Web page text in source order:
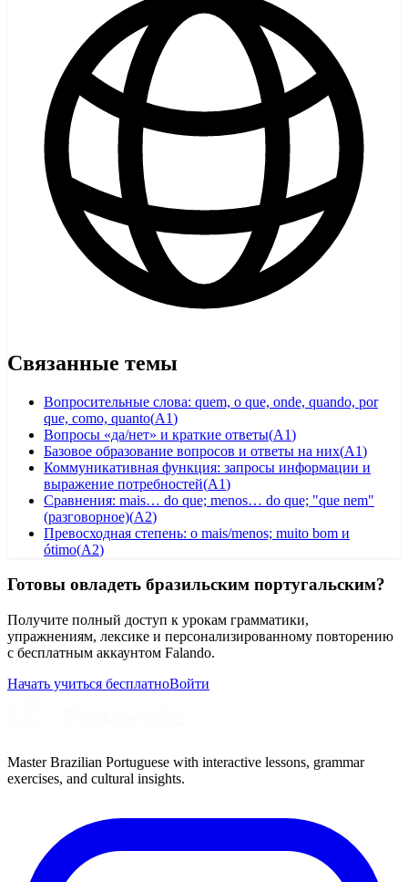
Связанные темы
Вопросительные слова: quem, o que, onde, quando, por
que, como, quanto(A1)
Вопросы «да/нет» и краткие ответы(A1)
Базовое образование вопросов и ответы на них(A1)
Коммуникативная функция: запросы информации и
выражение потребностей(A1)
Сравнения: mais… do que; menos… do que; "que nem"
(разговорное)(A2)
Превосходная степень: o mais/menos; muito bom и
ótimo(A2)
Готовы овладеть бразильским португальским?
Получите полный доступ к урокам грамматики,
упражнениям, лексике и персонализированному повторению
с бесплатным аккаунтом Falando.
Начать учиться бесплатноВойти
Master Brazilian Portuguese with interactive lessons, grammar
exercises, and cultural insights.